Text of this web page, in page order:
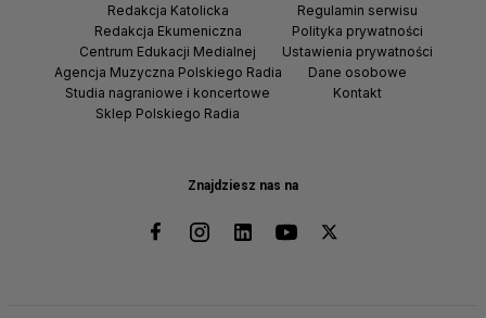
Znajdziesz nas na
Redakcja Katolicka
Redakcja Ekumeniczna
Centrum Edukacji Medialnej
Agencja Muzyczna Polskiego Radia
Studia nagraniowe i koncertowe
Sklep Polskiego Radia
Regulamin serwisu
Polityka prywatności
Ustawienia prywatności
Dane osobowe
Kontakt